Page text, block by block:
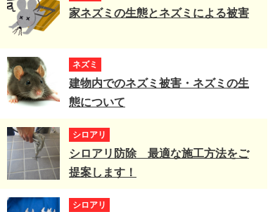
家ネズミの生態とネズミによる被害
ネズミ
建物内でのネズミ被害・ネズミの生
態について
シロアリ
シロアリ防除 最適な施工方法をご
提案します！
シロアリ